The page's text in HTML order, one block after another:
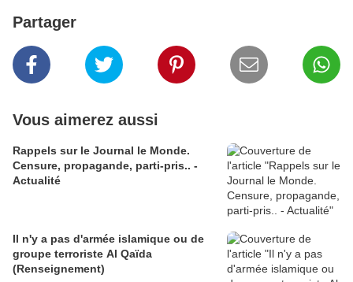
Partager
Vous aimerez aussi
Rappels sur le Journal le Monde.
Censure, propagande, parti-pris.. -
Actualité
Il n'y a pas d'armée islamique ou de
groupe terroriste Al Qaïda
(Renseignement)